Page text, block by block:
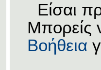
Είσαι
Μπορείς
Βοήθεια